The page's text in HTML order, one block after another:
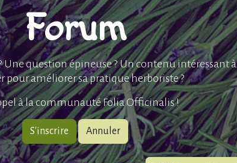
Forum
Une question épineuse ? Un contenu intéressant à
pour améliorer sa pratique herboriste ?
à la communauté Folia Officinalis !
S'inscrire Annuler